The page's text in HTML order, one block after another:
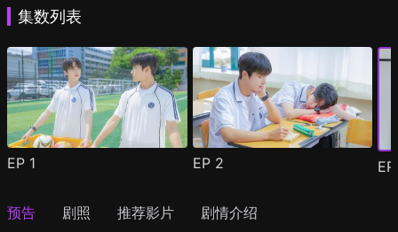
集数列表
EP 1 EP 2
预告 剧照 推荐影片 剧情介绍